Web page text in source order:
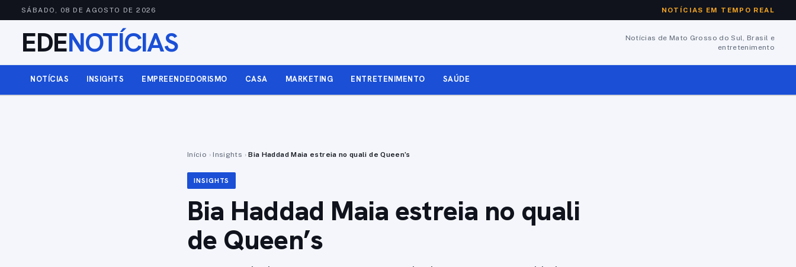
SÁBADO, 08 DE AGOSTO DE 2026 NOTÍCIAS EM TEMPO REAL
EDENOTÍCIAS
Notícias de Mato Grosso do Sul, Brasil e
entretenimento
NOTÍCIAS INSIGHTS EMPREENDEDORISMO CASA MARKETING ENTRETENIMENTO SAÚDE
Início › Insights › Bia Haddad Maia estreia no quali de Queen’s
INSIGHTS
Bia Haddad Maia estreia no quali
de Queen’s